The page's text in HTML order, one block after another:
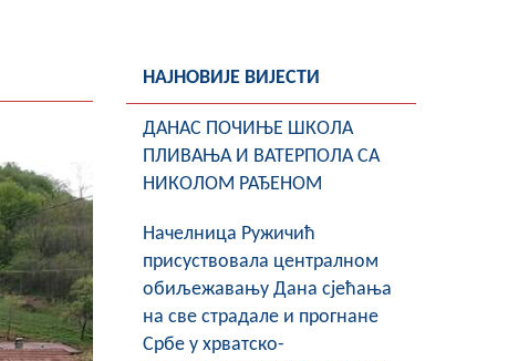
НАЈНОВИЈЕ ВИЈЕСТИ
ДАНАС ПОЧИЊЕ ШКОЛА
ПЛИВАЊА И ВАТЕРПОЛА СА
НИКОЛОМ РАЂЕНОМ
Начелница Ружичић
присуствовала централном
обиљежавању Дана сјећања
на све страдале и прогнане
Србе у хрватско-